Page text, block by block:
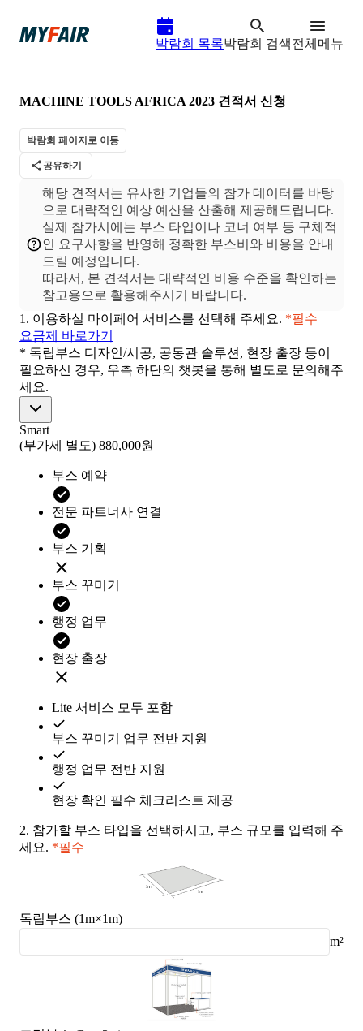
박람회 목록박람회 검색전체메뉴
MACHINE TOOLS AFRICA 2023 견적서 신청
박람회 페이지로 이동
공유하기
해당 견적서는 유사한 기업들의 참가 데이터를 바탕
으로 대략적인 예상 예산을 산출해 제공해드립니다.
실제 참가시에는 부스 타입이나 코너 여부 등 구체적
인 요구사항을 반영해 정확한 부스비와 비용을 안내
드릴 예정입니다.
따라서, 본 견적서는 대략적인 비용 수준을 확인하는
1. 이용하실 마이페어 서비스를 선택해 주세요. *필수
요금제 바로가기
* 독립부스 디자인/시공, 공동관 솔루션, 현장 출장 등이
필요하신 경우, 우측 하단의 챗봇을 통해 별도로 문의해주
세요.
Smart
(부가세 별도) 880,000원
부스 예약
전문 파트너사 연결
부스 기획
부스 꾸미기
행정 업무
현장 출장
Lite 서비스 모두 포함
부스 꾸미기 업무 전반 지원
행정 업무 전반 지원
현장 확인 필수 체크리스트 제공
2. 참가할 부스 타입을 선택하시고, 부스 규모를 입력해 주
세요. *필수
독립부스 (1m×1m)
m²